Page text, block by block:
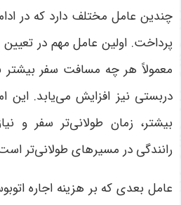
چندین عامل مختلف دارد که در
پرداخت. اولین عامل مهم در
معمولاً هر چه مسافت سفر بیشتر
دربستی نیز افزایش می‌یابد.
بیشتر، زمان طولانی‌تر سفر و
رانندگی در مسیرهای طولانی‌تر
عامل بعدی که بر هزینه اجاره